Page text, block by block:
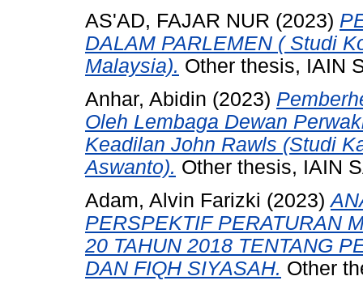
AS'AD, FAJAR NUR (2023)
DALAM PARLEMEN ( Studi
Malaysia). Other thesis, IAIN
Anhar, Abidin (2023)
Oleh Lembaga Dewan
Keadilan John Rawls (Studi
Aswanto). Other thesis, IAIN
Adam, Alvin Farizki (2023)
PERSPEKTIF PERATURAN
20 TAHUN 2018 TENTANG
DAN FIQH SIYASAH. Other